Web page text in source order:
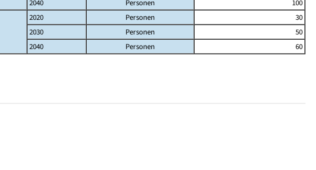
2040
Personen
100
2020 Personen
30
2030
Personen
50
2040
Personen 60